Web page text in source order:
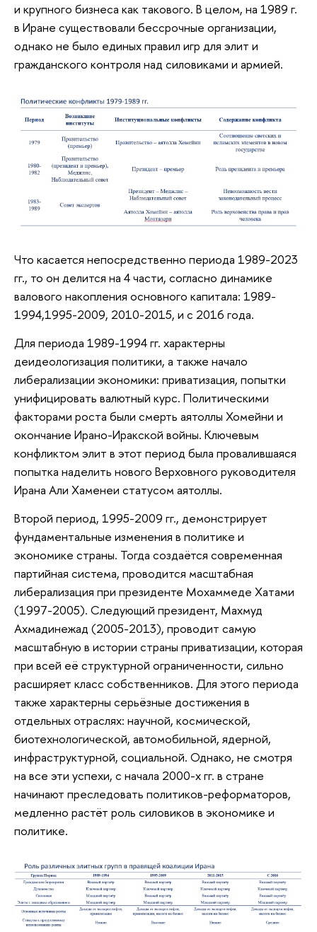
и крупного бизнеса как такового. В целом, на 1989 г.
в Иране существовали бессрочные организации,
однако не было единых правил игр для элит и
гражданского контроля над силовиками и армией.
Что касается непосредственно периода 1989-2023
гг., то он делится на 4 части, согласно динамике
валового накопления основного капитала: 1989-
1994,1995-2009, 2010-2015, и с 2016 года.
Для периода 1989-1994 гг. характерны
деидеологизация политики, а также начало
либерализации экономики: приватизация, попытки
унифицировать валютный курс. Политическими
факторами роста были смерть аятоллы Хомейни и
окончание Ирано-Иракской войны. Ключевым
конфликтом элит в этот период была провалившаяся
попытка наделить нового Верховного руководителя
Ирана Али Хаменеи статусом аятоллы.
Второй период, 1995-2009 гг., демонстрирует
фундаментальные изменения в политике и
экономике страны. Тогда создаётся современная
партийная система, проводится масштабная
либерализация при президенте Мохаммеде Хатами
(1997-2005). Следующий президент, Махмуд
Ахмадинежад (2005-2013), проводит самую
масштабную в истории страны приватизации, которая
при всей её структурной ограниченности, сильно
расширяет класс собственников. Для этого периода
также характерны серьёзные достижения в
отдельных отраслях: научной, космической,
биотехнологической, автомобильной, ядерной,
инфраструктурной, социальной. Однако, не смотря
на все эти успехи, с начала 2000-х гг. в стране
начинают преследовать политиков-реформаторов,
медленно растёт роль силовиков в экономике и
политике.